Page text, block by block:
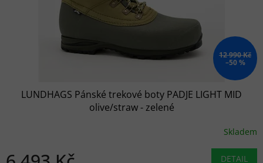
12 990 Kč
–50 %
LUNDHAGS Pánské trekové boty PADJE LIGHT MID
olive/straw - zelené
Skladem
DETAIL